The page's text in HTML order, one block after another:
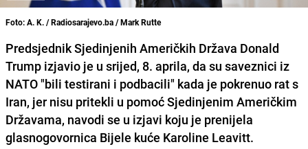
Foto: A. K. / Radiosarajevo.ba / Mark Rutte
Predsjednik Sjedinjenih Američkih Država Donald
Trump izjavio je u srijed, 8. aprila, da su saveznici iz
NATO "bili testirani i podbacili" kada je pokrenuo rat s
Iran, jer nisu pritekli u pomoć Sjedinjenim Američkim
Državama, navodi se u izjavi koju je prenijela
glasnogovornica Bijele kuće Karoline Leavitt.